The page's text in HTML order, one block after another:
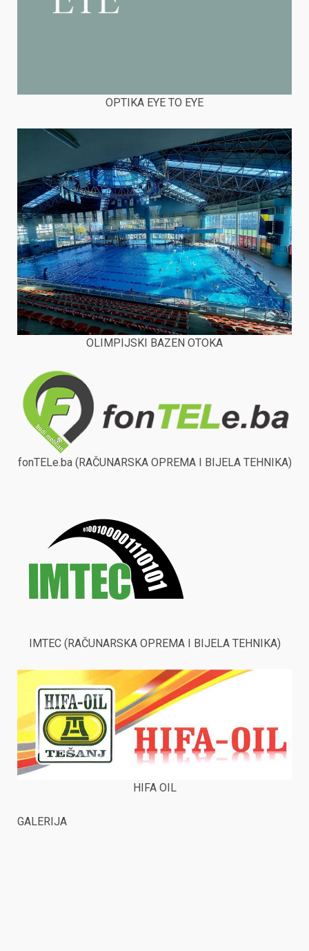
OPTIKA EYE TO EYE
OLIMPIJSKI BAZEN OTOKA
fonTELe.ba (RAČUNARSKA OPREMA I BIJELA TEHNIKA)
IMTEC (RAČUNARSKA OPREMA I BIJELA TEHNIKA)
HIFA OIL
GALERIJA